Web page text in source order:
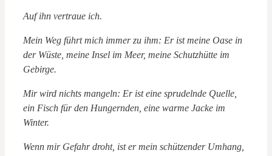
Auf ihn vertraue ich.
Mein Weg führt mich immer zu ihm: Er ist meine Oase in
der Wüste, meine Insel im Meer, meine Schutzhütte im
Gebirge.
Mir wird nichts mangeln: Er ist eine sprudelnde Quelle,
ein Fisch für den Hungernden, eine warme Jacke im
Winter.
Wenn mir Gefahr droht, ist er mein schützender Umhang,